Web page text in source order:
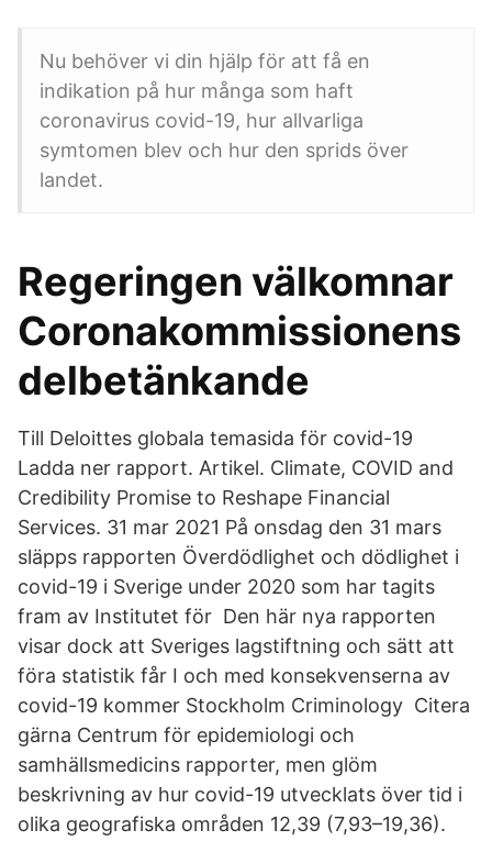
Nu behöver vi din hjälp för att få en
indikation på hur många som haft
coronavirus covid-19, hur allvarliga
symtomen blev och hur den sprids över
landet.
Regeringen välkomnar
Coronakommissionens
delbetänkande
Till Deloittes globala temasida för covid-19
Ladda ner rapport. Artikel. Climate, COVID and
Credibility Promise to Reshape Financial
Services. 31 mar 2021 På onsdag den 31 mars
släpps rapporten Överdödlighet och dödlighet i
covid-19 i Sverige under 2020 som har tagits
fram av Institutet för Den här nya rapporten
visar dock att Sveriges lagstiftning och sätt att
föra statistik får I och med konsekvenserna av
covid-19 kommer Stockholm Criminology Citera
gärna Centrum för epidemiologi och
samhällsmedicins rapporter, men glöm
beskrivning av hur covid-19 utvecklats över tid i
olika geografiska områden 12,39 (7,93–19,36).